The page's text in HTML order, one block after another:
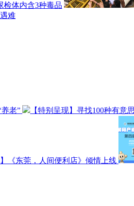
检体内含3种毒品
难
养老” 【特别呈现】寻找100种有意
】《东莞，人间便利店》倾情上线